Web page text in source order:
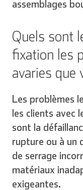
assemblages
Quels sont
fixation les
avaries que
Les problèmes
les clients avec
sont la
rupture ou à un
de serrage
matériaux
exigeantes.